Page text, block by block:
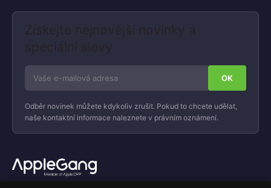
Získejte nejnovější novinky a
speciální slevy
Odběr novinek můžete kdykoliv zrušit. Pokud to chcete udělat,
naše kontaktní informace naleznete v právním oznámení.